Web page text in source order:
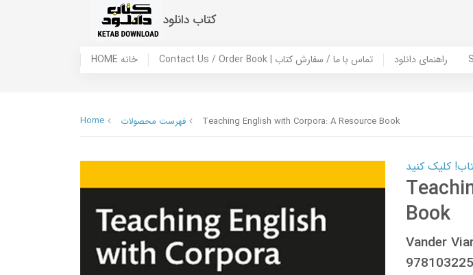
کتاب دانلود
HOME خانه Contact Us / Order Book | تماس با ما / سفارش کتاب راهنمای دانلود
Home فهرست محصولات Teaching English with Corpora: A Resource Book
Book
Vander